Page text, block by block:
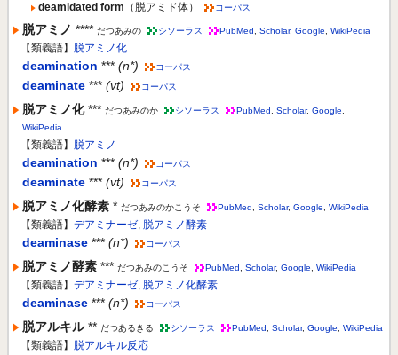
deamidated form （脱アミド体） コーパス
脱アミノ **** だつあみの シソーラス PubMed Scholar, Google WikiPedia
【類義語】 脱アミノ化
deamination *** (n*) コーパス
deaminate *** (vt) コーパス
脱アミノ化 *** だつあみのか シソーラス PubMed Scholar, Google
WikiPedia
【類義語】 脱アミノ
deamination *** (n*) コーパス
deaminate *** (vt) コーパス
脱アミノ化酵素 * だつあみのかこうそ PubMed Scholar, Google WikiPedia
【類義語】 デアミナーゼ, 脱アミノ酵素
deaminase *** (n*) コーパス
脱アミノ酵素 *** だつあみのこうそ PubMed Scholar, Google WikiPedia
【類義語】 デアミナーゼ, 脱アミノ化酵素
deaminase *** (n*) コーパス
脱アルキル ** だつあるきる シソーラス PubMed Scholar, Google WikiPedia
【類義語】 脱アルキル反応